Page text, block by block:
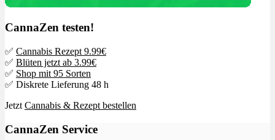
CannaZen testen!
✅ Cannabis Rezept 9.99€
✅ Blüten jetzt ab 3.99€
✅ Shop mit 95 Sorten
✅ Diskrete Lieferung 48 h
Jetzt Cannabis & Rezept bestellen
CannaZen Service